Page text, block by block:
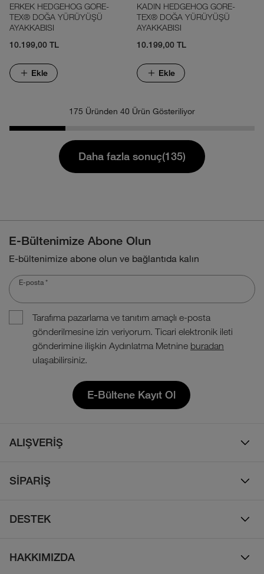
ERKEK HEDGEHOG GORE-
TEX® DOĞA YÜRÜYÜŞÜ
AYAKKABISI
10.199,00 TL
Ekle
KADIN HEDGEHOG GORE-
TEX® DOĞA YÜRÜYÜŞÜ
AYAKKABISI
10.199,00 TL
Ekle
175 Üründen 40 Ürün Gösteriliyor
Daha fazla sonuç(135)
E-Bültenimize Abone Olun
E-bültenimize abone olun ve bağlantıda kalın
E-posta *
Tarafıma pazarlama ve tanıtım amaçlı e-posta
gönderilmesine izin veriyorum. Ticari elektronik ileti
gönderimine ilişkin Aydınlatma Metnine buradan
ulaşabilirsiniz.
E-Bültene Kayıt Ol
ALIŞVERİŞ
Çocuk
Ayakkabı
SİPARİŞ
İade Politikası
DESTEK
HAKKIMIZDA